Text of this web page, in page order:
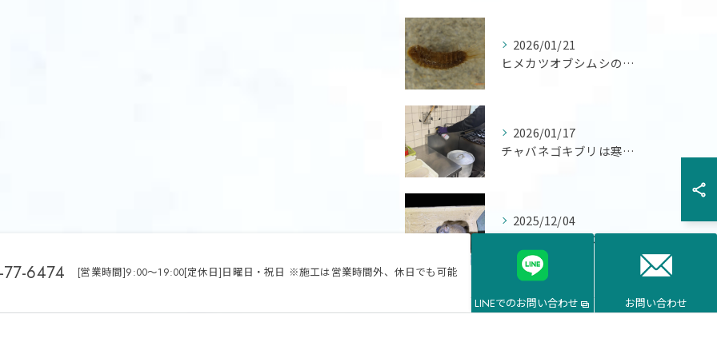
2026/01/21
ヒメカツオブシムシの幼虫による衣類（ウール、絹など）、絨毯、...
2026/01/17
チャバネゴキブリは寒さに非常に弱く20度以下では活動が鈍り、...
2025/12/04
ネズミは病原体の媒介などの衛生面の被害や家屋に侵入し配線をか...
6474 [営業時間]9:00～19:00[定休日]日曜日・祝日 ※施工は営業時間外、休日でも可能
LINEでのお問い合わせ お問い合わせ